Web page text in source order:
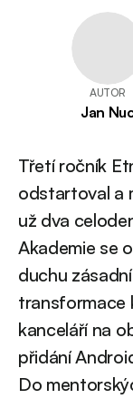
AUTOR
Jan
Třetí ročník
odstartoval a
už dva
Akademie se
duchu
transformace
kanceláří na
přidání
Do